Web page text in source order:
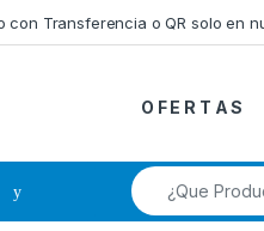
con Transferencia o QR solo en
O F E R T A S
Búsqueda de: